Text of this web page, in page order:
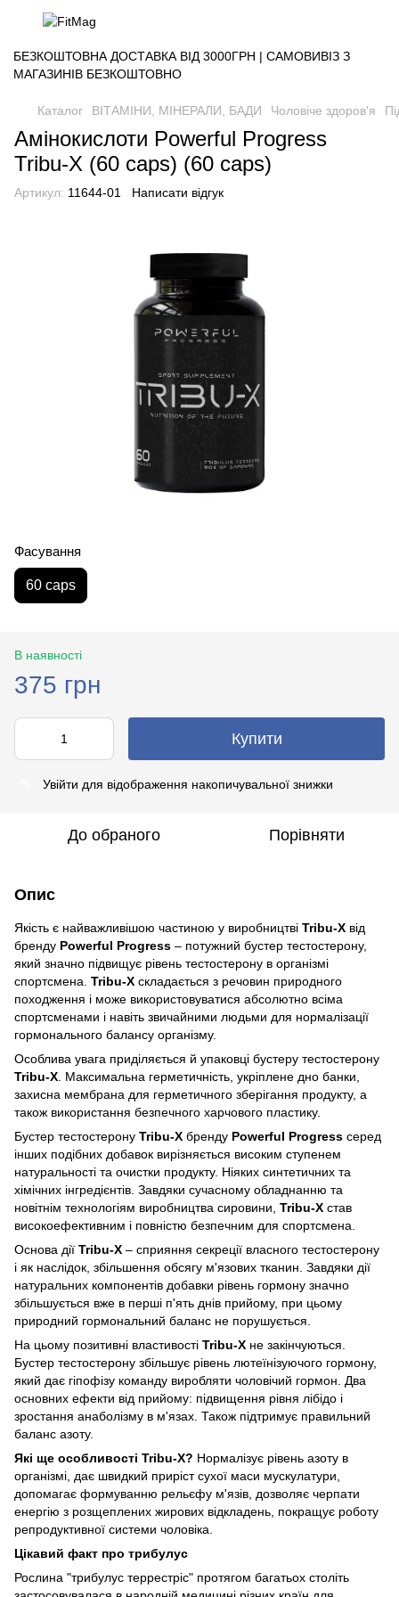
БЕЗКОШТОВНА ДОСТАВКА ВІД 3000ГРН | САМОВИВІЗ З
МАГАЗИНІВ БЕЗКОШТОВНО
Каталог ВІТАМІНИ, МІНЕРАЛИ, БАДИ Чоловіче здоров'я
Амінокислоти Powerful Progress
Tribu-X (60 caps) (60 caps)
Артикул: 11644-01 Написати відгук
Фасування
60 caps
В наявності
375 грн
Купити
Увійти для відображення накопичувальної знижки
До обраного Порівняти
Опис
Якість є найважливішою частиною у виробництві Tribu-X від
бренду Powerful Progress – потужний бустер тестостерону,
який значно підвищує рівень тестостерону в організмі
спортсмена. Tribu-X складається з речовин природного
походження і може використовуватися абсолютно всіма
спортсменами і навіть звичайними людьми для нормалізації
гормонального балансу організму.
Особлива увага приділяється й упаковці бустеру тестостерону
Tribu-X . Максимальна герметичність, укріплене дно банки,
захисна мембрана для герметичного зберігання продукту, а
також використання безпечного харчового пластику.
Бустер тестостерону Tribu-X бренду Powerful Progress серед
інших подібних добавок вирізняється високим ступенем
натуральності та очистки продукту. Ніяких синтетичних та
хімічних інгредієнтів. Завдяки сучасному обладнанню та
новітнім технологіям виробництва сировини, Tribu-X став
високоефективним і повністю безпечним для спортсмена.
Основа дії Tribu-X – сприяння секреції власного тестостерону
і як наслідок, збільшення обсягу м'язових тканин. Завдяки дії
натуральних компонентів добавки рівень гормону значно
збільшується вже в перші п'ять днів прийому, при цьому
природний гормональний баланс не порушується.
На цьому позитивні властивості Tribu-X не закінчуються.
Бустер тестостерону збільшує рівень лютеїнізуючого гормону,
який дає гіпофізу команду виробляти чоловічий гормон. Два
основних ефекти від прийому: підвищення рівня лібідо і
зростання анаболізму в м'язах. Також підтримує правильний
баланс азоту.
Які ще особливості Tribu-X? Нормалізує рівень азоту в
організмі, дає швидкий приріст сухої маси мускулатури,
допомагає формуванню рельєфу м'язів, дозволяє черпати
енергію з розщеплених жирових відкладень, покращує роботу
репродуктивної системи чоловіка.
Цікавий факт про трибулус
Рослина "трибулус террестріс" протягом багатьох століть